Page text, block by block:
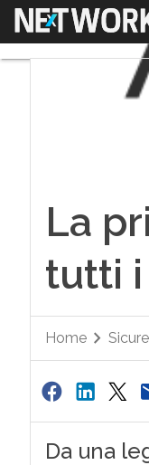
Menu
La
tutti i
Home
Da una